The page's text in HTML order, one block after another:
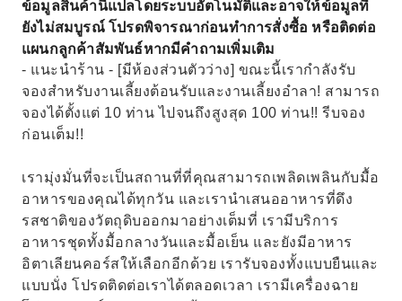
ข้อมูลสินค้านี้แปลโดยระบบอัตโนมัติและอาจให้ข้อมูลที่
ยังไม่สมบูรณ์ โปรดพิจารณาก่อนทำการสั่งซื้อ หรือติดต่อ
แผนกลูกค้าสัมพันธ์หากมีคำถามเพิ่มเติม
- แนะนำร้าน - [มีห้องส่วนตัวว่าง] ขณะนี้เรากำลังรับ
จองสำหรับงานเลี้ยงต้อนรับและงานเลี้ยงอำลา! สามารถ
จองได้ตั้งแต่ 10 ท่าน ไปจนถึงสูงสุด 100 ท่าน!! รีบจอง
ก่อนเต็ม!!
เรามุ่งมั่นที่จะเป็นสถานที่ที่คุณสามารถเพลิดเพลินกับมื้อ
อาหารของคุณได้ทุกวัน และเรานำเสนออาหารที่ดึง
รสชาติของวัตถุดิบออกมาอย่างเต็มที่ เรามีบริการ
อาหารชุดทั้งมื้อกลางวันและมื้อเย็น และยังมีอาหาร
อิตาเลียนคอร์สให้เลือกอีกด้วย เรารับจองทั้งแบบยืนและ
แบบนั่ง โปรดติดต่อเราได้ตลอดเวลา เรามีเครื่องฉาย